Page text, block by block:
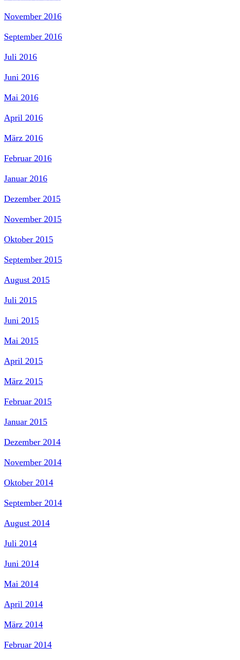
November 2016
September 2016
Juli 2016
Juni 2016
Mai 2016
April 2016
März 2016
Februar 2016
Januar 2016
Dezember 2015
November 2015
Oktober 2015
September 2015
August 2015
Juli 2015
Juni 2015
Mai 2015
April 2015
März 2015
Februar 2015
Januar 2015
Dezember 2014
November 2014
Oktober 2014
September 2014
August 2014
Juli 2014
Juni 2014
Mai 2014
April 2014
März 2014
Februar 2014